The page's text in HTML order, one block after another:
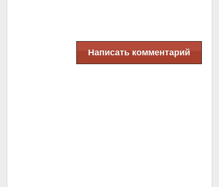
Написать комментарий